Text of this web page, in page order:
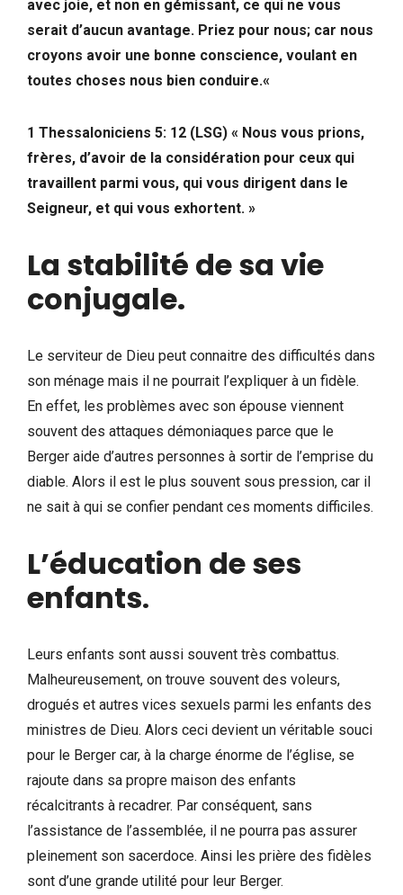
avec joie, et non en gémissant, ce qui ne vous
serait d’aucun avantage. Priez pour nous; car nous
croyons avoir une bonne conscience, voulant en
toutes choses nous bien conduire.«
1 Thessaloniciens 5: 12 (LSG) « Nous vous prions,
frères, d’avoir de la considération pour ceux qui
travaillent parmi vous, qui vous dirigent dans le
Seigneur, et qui vous exhortent. »
La stabilité de sa vie
conjugale.
Le serviteur de Dieu peut connaitre des difficultés dans
son ménage mais il ne pourrait l’expliquer à un fidèle.
En effet, les problèmes avec son épouse viennent
souvent des attaques démoniaques parce que le
Berger aide d’autres personnes à sortir de l’emprise du
diable. Alors il est le plus souvent sous pression, car il
ne sait à qui se confier pendant ces moments difficiles.
L’éducation de ses
enfants.
Leurs enfants sont aussi souvent très combattus.
Malheureusement, on trouve souvent des voleurs,
drogués et autres vices sexuels parmi les enfants des
ministres de Dieu. Alors ceci devient un véritable souci
pour le Berger car, à la charge énorme de l’église, se
rajoute dans sa propre maison des enfants
récalcitrants à recadrer. Par conséquent, sans
l’assistance de l’assemblée, il ne pourra pas assurer
pleinement son sacerdoce. Ainsi les prière des fidèles
sont d’une grande utilité pour leur Berger.